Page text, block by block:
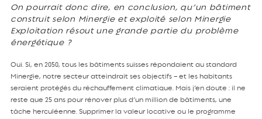
On pourrait donc dire, en conclusion, qu’un bâtiment
construit selon Minergie et exploité selon Minergie
Exploitation résout une grande partie du problème
énergétique ?
Oui. Si, en 2050, tous les bâtiments suisses répondaient au standard
Minergie, notre secteur atteindrait ses objectifs – et les habitants
seraient protégés du réchauffement climatique. Mais j’en doute : il ne
reste que 25 ans pour rénover plus d’un million de bâtiments, une
tâche herculéenne. Supprimer la valeur locative ou le programme